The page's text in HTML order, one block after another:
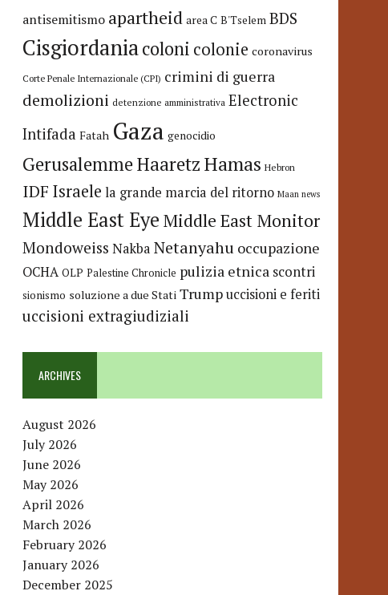
antisemitismo apartheid area C B'Tselem BDS
Cisgiordaniacoloni colonie coronavirus
Corte Penale Internazionale (CPI) crimini di guerra
demolizioni detenzione amministrativa Electronic
Intifada Fatah Gaza genocidio
GerusalemmeHaaretzHamas Hebron
IDF Israele la grande marcia del ritorno Maan news
Middle East Eye Middle East Monitor
Mondoweiss Nakba Netanyahu occupazione
OCHA OLP Palestine Chronicle pulizia etnica scontri
sionismo soluzione a due Stati Trumpuccisioni e feriti
uccisioni extragiudiziali
ARCHIVES
August 2026
July 2026
June 2026
May 2026
April 2026
March 2026
February 2026
January 2026
December 2025